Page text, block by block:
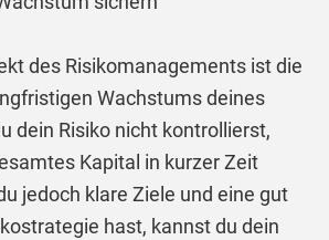
des Risikomanagements ist die
Wachstums deines
dein Risiko nicht kontrollierst,
Kapital in kurzer Zeit
jedoch klare Ziele und eine gut
hast, kannst du dein